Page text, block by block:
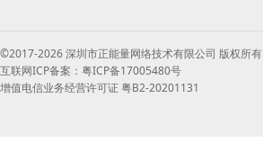
©2017-2026 深圳市正能量网络技术有限公司 版权所有
互联网ICP备案：粤ICP备17005480号
增值电信业务经营许可证 粤B2-20201131